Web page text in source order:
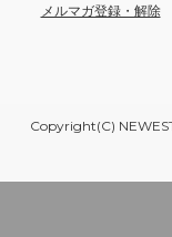
メルマガ登録・解除
Copyright(C)